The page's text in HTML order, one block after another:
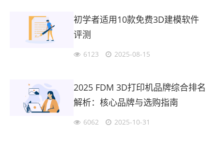
初学者适用10款免费3D建模软件
评测
6123 2025-08-15
2025 FDM 3D打印机品牌综合排名
解析：核心品牌与选购指南
6062 2025-10-31